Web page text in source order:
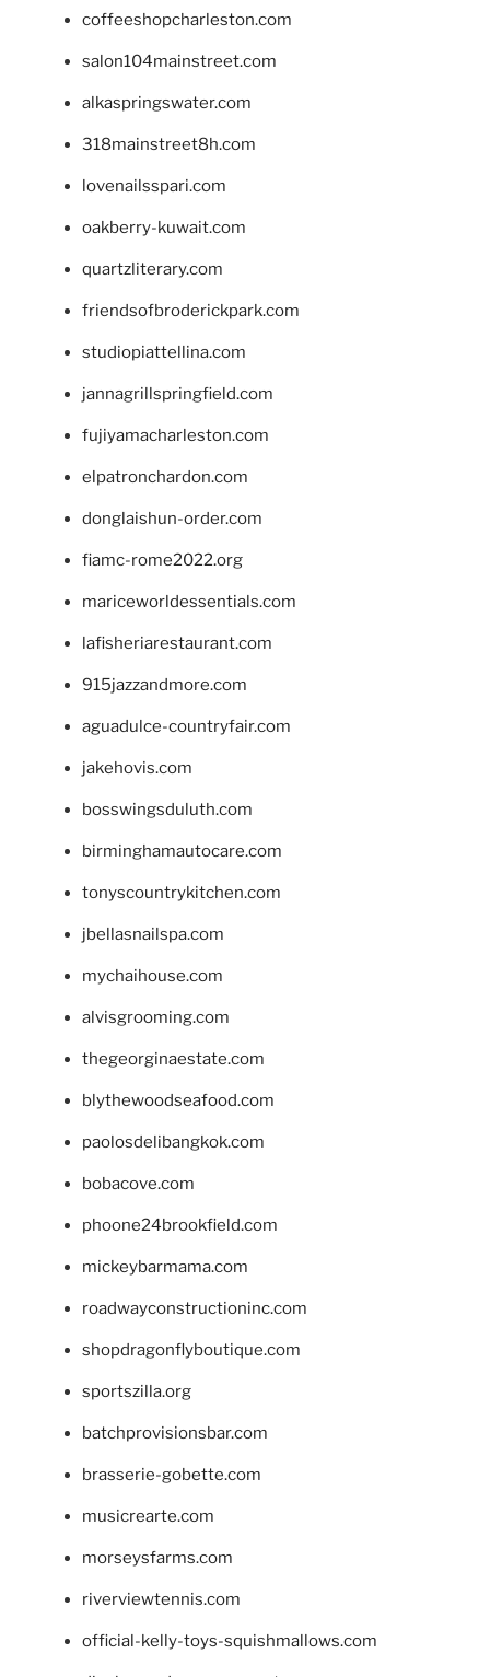
coffeeshopcharleston.com
salon104mainstreet.com
alkaspringswater.com
318mainstreet8h.com
lovenailsspari.com
oakberry-kuwait.com
quartzliterary.com
friendsofbroderickpark.com
studiopiattellina.com
jannagrillspringfield.com
fujiyamacharleston.com
elpatronchardon.com
donglaishun-order.com
fiamc-rome2022.org
mariceworldessentials.com
lafisheriarestaurant.com
915jazzandmore.com
aguadulce-countryfair.com
jakehovis.com
bosswingsduluth.com
birminghamautocare.com
tonyscountrykitchen.com
jbellasnailspa.com
mychaihouse.com
alvisgrooming.com
thegeorginaestate.com
blythewoodseafood.com
paolosdelibangkok.com
bobacove.com
phoone24brookfield.com
mickeybarmama.com
roadwayconstructioninc.com
shopdragonflyboutique.com
sportszilla.org
batchprovisionsbar.com
brasserie-gobette.com
musicrearte.com
morseysfarms.com
riverviewtennis.com
official-kelly-toys-squishmallows.com